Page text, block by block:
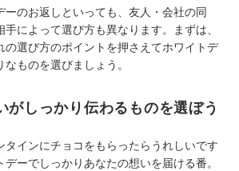
持ち｜wd-003
ト｜生チョコレート オーレ ｜120
ト｜ROYCE'｜ロイズコレクション｜
とおかき｜b009
茶ティーバッグ
ーのお返しといっても、友人・会社の同
によって選び方も異なります。まずは、
の選び方のポイントを押さえてホワイトデ
ものを選びましょう。
がしっかり伝わるものを選ぼう
タインにチョコをもらったらうれしいです
ーでしっかりあなたの想いを届ける番。